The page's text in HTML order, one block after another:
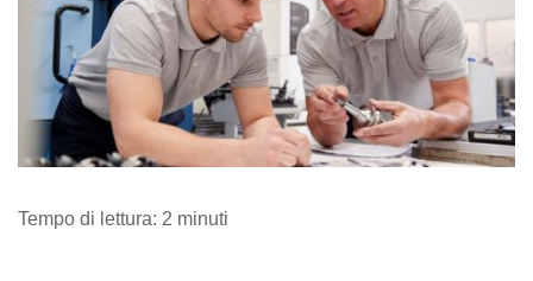
Tempo di lettura: 2 minuti